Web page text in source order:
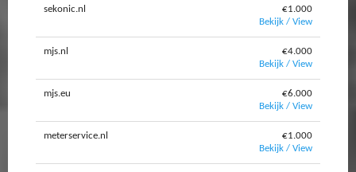
sekonic.nl
€1.000
Bekijk / View
mjs.nl
€4.000
Bekijk / View
mjs.eu
€6.000
Bekijk / View
meterservice.nl
€1.000
Bekijk / View